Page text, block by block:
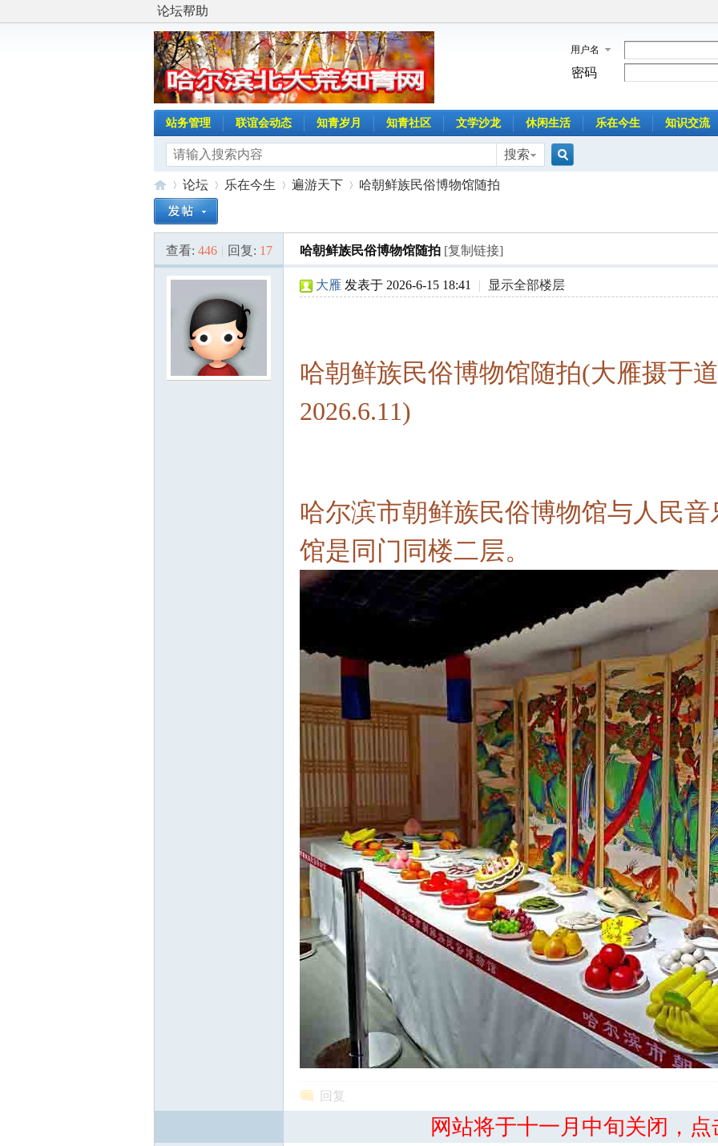
论坛帮助
用户名
密码
站务管理 联谊会动态 知青岁月 知青社区 文学沙龙 休闲生活 乐在今生 知识交流
搜索
哈»
论坛
›
乐在今生 遍游天下
›
哈朝鲜族民俗博物馆随拍
查看: 446 | 回复: 17 哈朝鲜族民俗博物馆随拍 [复制链接]
大雁 发表于 2026-6-15 18:41 | 显示全部楼层
哈朝鲜族民俗博物馆随拍(大雁摄于
2026.6.11)
哈尔滨市朝鲜族民俗博物馆与人民
馆是同门同楼二层。
回复
网站将于十一月中旬关闭，点